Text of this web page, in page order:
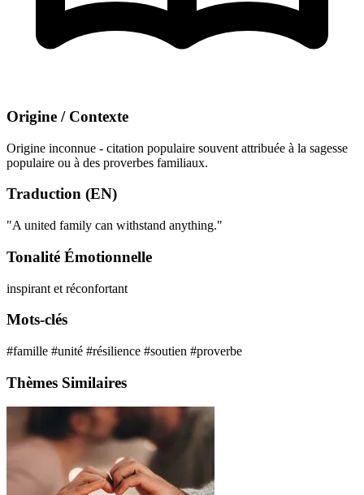
Origine / Contexte
Origine inconnue - citation populaire souvent attribuée à la sagesse
populaire ou à des proverbes familiaux.
Traduction (EN)
"A united family can withstand anything."
Tonalité Émotionnelle
inspirant et réconfortant
Mots-clés
#famille #unité #résilience #soutien #proverbe
Thèmes Similaires